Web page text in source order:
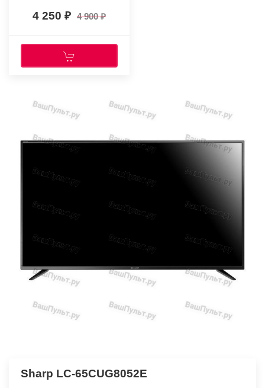
4 250 4 900
Sharp LC-65CUG8052E